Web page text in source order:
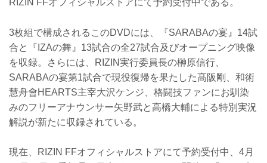
RIZIN FFオフィシャルストアにて予約受付中である。
3枚組で構成されるこのDVDには、『SARABAの宴』14試
合と『IZAの舞』13試合の全27試合及びオープニング映像
を収録。さらには、RIZIN実行委員長の榊原信行、
SARABAの宴第1試合で現役復帰を果たした髙阪剛、和術
慧舟會HEARTS主宰大沢ケンジ、格闘技ファンにお馴染
みのフリーアナウンサー矢野武と高橋大輔による特別実況
解説が新たに収録されている。
現在、RIZIN FFオフィシャルストアにて予約受付中、4月